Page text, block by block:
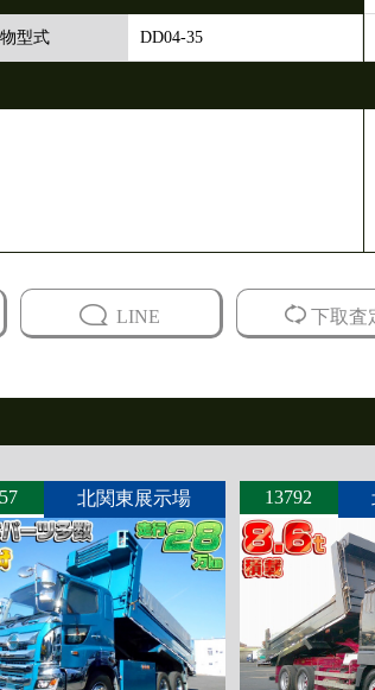
型式 DD04-35
LINE 下取査
北関東展示場 13792